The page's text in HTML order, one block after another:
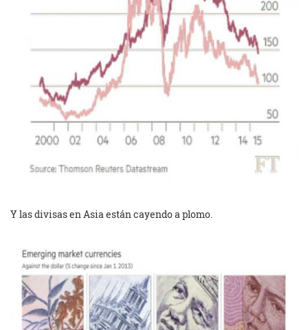
Y las divisas en Asia están cayendo a plomo.